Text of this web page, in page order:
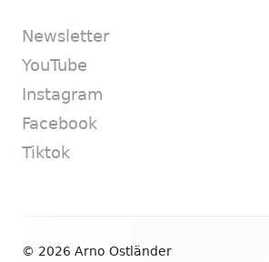
Newsletter
YouTube
Instagram
Facebook
Tiktok
© 2026 Arno Ostländer